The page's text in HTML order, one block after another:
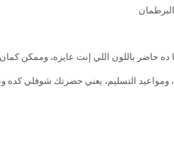
ده حاضر باللون اللي إنت عايزه، وممكن
التسليم، يعني حضرتك شوفلي كده